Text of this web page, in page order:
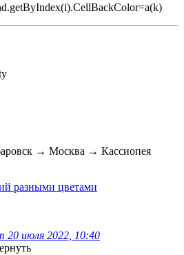
→ Москва → Кассиопея
разными цветами
июля 2022, 10:40